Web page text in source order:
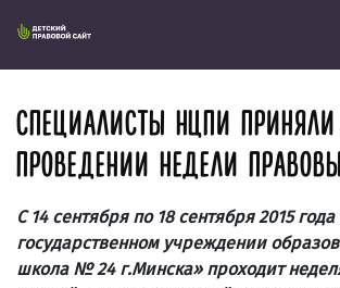
СПЕЦИАЛИСТЫ НЦПИ
ПРОВЕДЕНИИ НЕДЕЛИ
С 14 сентября по 18 сентября 2015 года
государственном учреждении
школа № 24 г.Минска» проходит